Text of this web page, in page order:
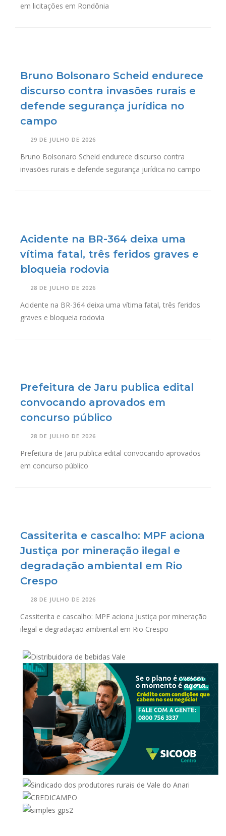
em licitações em Rondônia
Bruno Bolsonaro Scheid endurece
discurso contra invasões rurais e
defende segurança jurídica no
campo
29 DE JULHO DE 2026
Bruno Bolsonaro Scheid endurece discurso contra
invasões rurais e defende segurança jurídica no campo
Acidente na BR-364 deixa uma
vítima fatal, três feridos graves e
bloqueia rodovia
28 DE JULHO DE 2026
Acidente na BR-364 deixa uma vítima fatal, três feridos
graves e bloqueia rodovia
Prefeitura de Jaru publica edital
convocando aprovados em
concurso público
28 DE JULHO DE 2026
Prefeitura de Jaru publica edital convocando aprovados
em concurso público
Cassiterita e cascalho: MPF aciona
Justiça por mineração ilegal e
degradação ambiental em Rio
Crespo
28 DE JULHO DE 2026
Cassiterita e cascalho: MPF aciona Justiça por mineração
ilegal e degradação ambiental em Rio Crespo